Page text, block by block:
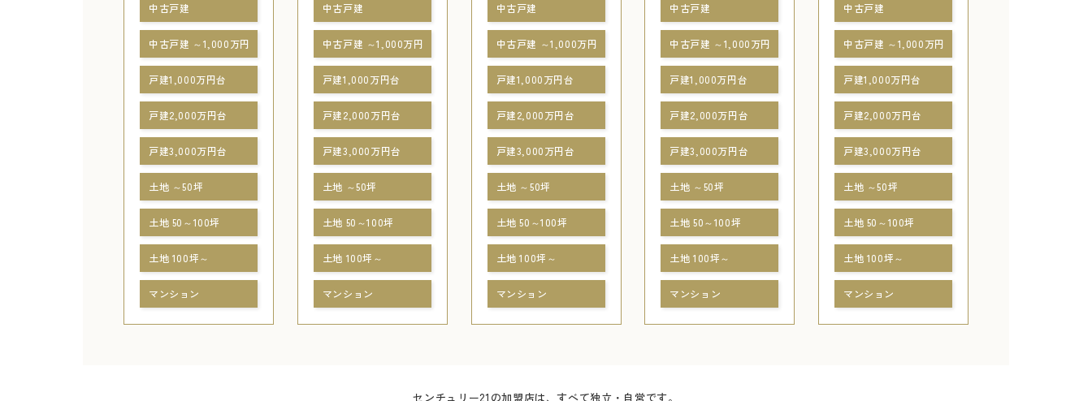
中古戸建
中古戸建 ～1,000万円
戸建1,000万円台
戸建2,000万円台
戸建3,000万円台
土地 ～50坪
土地 50～100坪
土地 100坪～
マンション
中古戸建
中古戸建 ～1,000万円
戸建1,000万円台
戸建2,000万円台
戸建3,000万円台
土地 ～50坪
土地 50～100坪
土地 100坪～
マンション
中古戸建
中古戸建 ～1,000万円
戸建1,000万円台
戸建2,000万円台
戸建3,000万円台
土地 ～50坪
土地 50～100坪
土地 100坪～
マンション
中古戸建
中古戸建 ～1,000万円
戸建1,000万円台
戸建2,000万円台
戸建3,000万円台
土地 ～50坪
土地 50～100坪
土地 100坪～
マンション
中古戸建
中古戸建 ～1,000万円
戸建1,000万円台
戸建2,000万円台
戸建3,000万円台
土地 ～50坪
土地 50～100坪
土地 100坪～
マンション
センチュリー21の加盟店は、すべて独立・自営です。